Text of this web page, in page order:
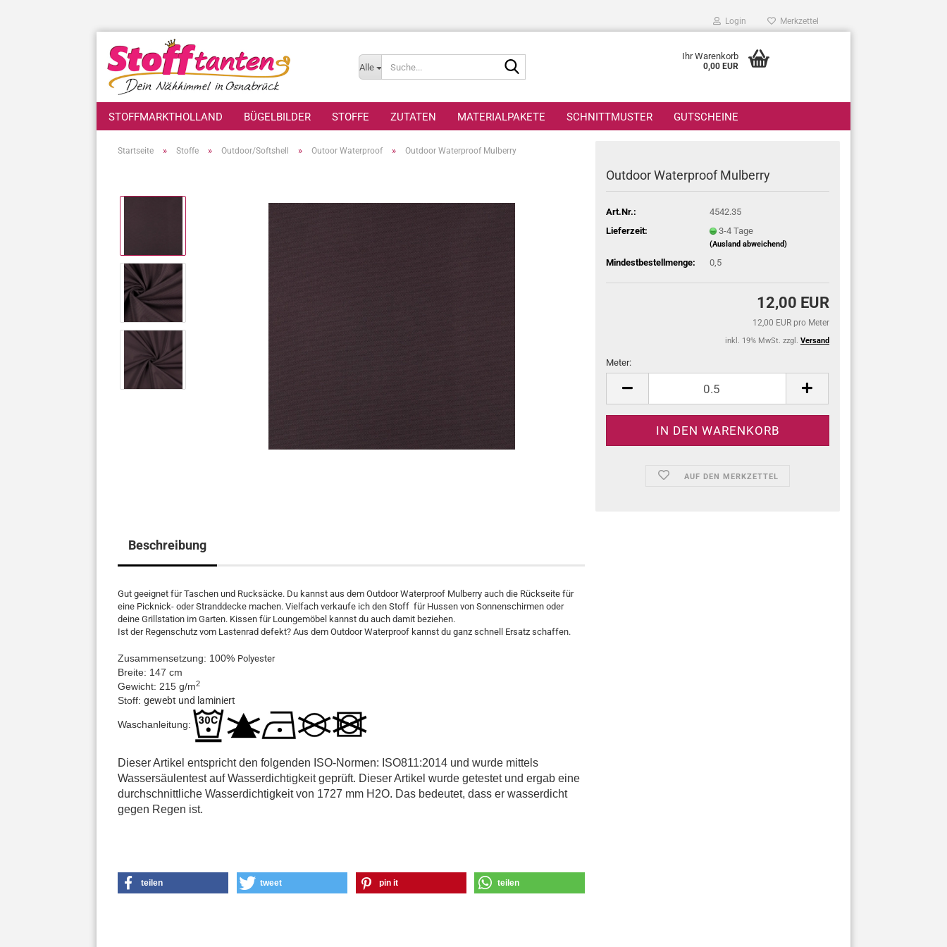
Login Merkzettel
Alle
Ihr Warenkorb
0,00 EUR
STOFFMARKTHOLLAND BÜGELBILDER STOFFE ZUTATEN MATERIALPAKETE SCHNITTMUSTER GUTSCHEINE
Startseite » Stoffe » Outdoor/Softshell » Outoor Waterproof » Outdoor Waterproof Mulberry
Outdoor Waterproof Mulberry
Art.Nr.:
4542.35
Lieferzeit:
3-4 Tage
(Ausland abweichend)
Mindestbestellmenge: 0,5
12,00 EUR
12,00 EUR pro Meter
inkl. 19% MwSt. zzgl. Versand
Meter:
Meter
AUF DEN MERKZETTEL
Beschreibung
Gut geeignet für Taschen und Rucksäcke. Du kannst aus dem Outdoor Waterproof Mulberry auch die Rückseite für
eine Picknick- oder Stranddecke machen. Vielfach verkaufe ich den Stoff für Hussen von Sonnenschirmen oder
deine Grillstation im Garten. Kissen für Loungemöbel kannst du auch damit beziehen.
Ist der Regenschutz vom Lastenrad defekt? Aus dem Outdoor Waterproof kannst du ganz schnell Ersatz schaffen.
Zusammensetzung: 100% Polyester
Breite: 147 cm
Gewicht: 215 g/m2
Stoff: gewebt und laminiert
Waschanleitung:
Dieser Artikel entspricht den folgenden ISO-Normen: ISO811:2014 und wurde mittels
Wassersäulentest auf Wasserdichtigkeit geprüft. Dieser Artikel wurde getestet und ergab eine
durchschnittliche Wasserdichtigkeit von 1727 mm H2O. Das bedeutet, dass er wasserdicht
gegen Regen ist.
teilen tweet pin it teilen